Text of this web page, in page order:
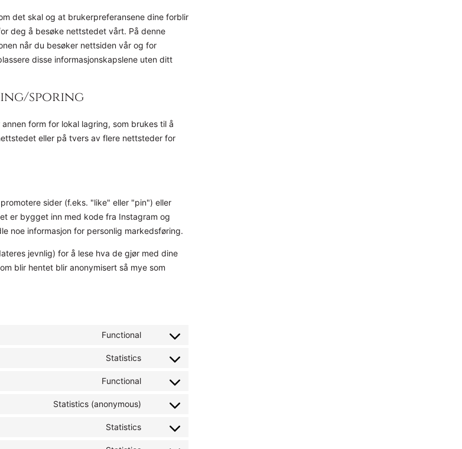
det skal og at brukerpreferansene dine forblir
deg å besøke nettstedet vårt. På denne
når du besøker nettsiden vår og for
disse informasjonskapslene uten ditt
sporing
form for lokal lagring, som brukes til å
eller på tvers av flere nettsteder for
sider (f.eks. "like" eller "pin") eller
er bygget inn med kode fra Instagram og
noe informasjon for personlig markedsføring.
jevnlig) for å lese hva de gjør med dine
blir hentet blir anonymisert så mye som
Functional
Statistics
Functional
Statistics (anonymous)
Statistics